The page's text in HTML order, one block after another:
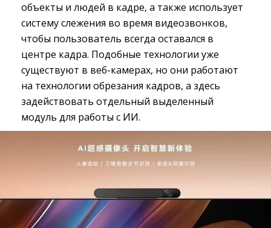
объекты и людей в кадре, а также использует
систему слежения во время видеозвонков,
чтобы пользователь всегда оставался в
центре кадра. Подобные технологии уже
существуют в веб-камерах, но они работают
на технологии обрезания кадров, а здесь
задействовать отдельный выделенный
модуль для работы с ИИ.